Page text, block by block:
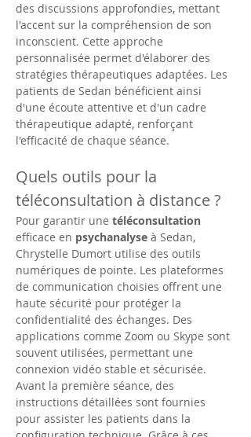
des discussions approfondies, mettant
l'accent sur la compréhension de son
inconscient. Cette approche
personnalisée permet d'élaborer des
stratégies thérapeutiques adaptées. Les
patients de Sedan bénéficient ainsi
d'une écoute attentive et d'un cadre
thérapeutique adapté, renforçant
l'efficacité de chaque séance.
Quels outils pour la
téléconsultation à distance ?
Pour garantir une téléconsultation
efficace en psychanalyse à Sedan,
Chrystelle Dumort utilise des outils
numériques de pointe. Les plateformes
de communication choisies offrent une
haute sécurité pour protéger la
confidentialité des échanges. Des
applications comme Zoom ou Skype sont
souvent utilisées, permettant une
connexion vidéo stable et sécurisée.
Avant la première séance, des
instructions détaillées sont fournies
pour assister les patients dans la